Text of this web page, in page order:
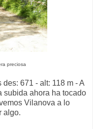
preciosa
671 - alt: 118 m - A
subida ahora ha tocado
Vilanova a lo
algo.